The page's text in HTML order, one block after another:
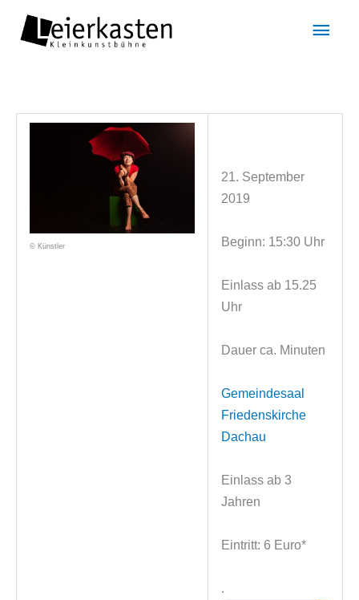
Inhalt
© Künstler
21. September
2019
Beginn: 15:30 Uhr
Einlass ab 15.25
Uhr
Dauer ca. Minuten
Gemeindesaal
Friedenskirche
Dachau
Einlass ab 3
Jahren
Eintritt: 6 Euro*
.